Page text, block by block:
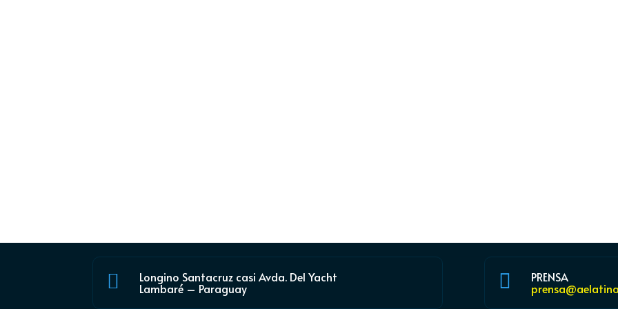
 Longino Santacruz casi Avda. Del Yacht
Lambaré – Paraguay  PRENSA